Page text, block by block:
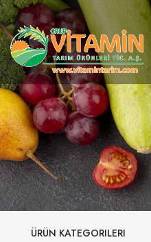
ÜRÜN KATEGORILERI